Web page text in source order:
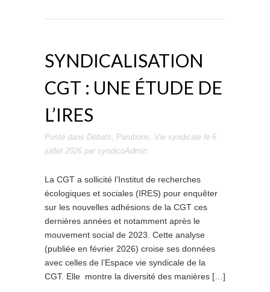
SYNDICALISATION
CGT : UNE ÉTUDE DE
L’IRES
Posté dans Débats, Parutions, Vie syndicale le 6
juillet 2026 par syndicoAdmin.
La CGT a sollicité l’Institut de recherches
écologiques et sociales (IRES) pour enquêter
sur les nouvelles adhésions de la CGT ces
dernières années et notamment après le
mouvement social de 2023. Cette analyse
(publiée en février 2026) croise ses données
avec celles de l’Espace vie syndicale de la
CGT. Elle montre la diversité des manières […]